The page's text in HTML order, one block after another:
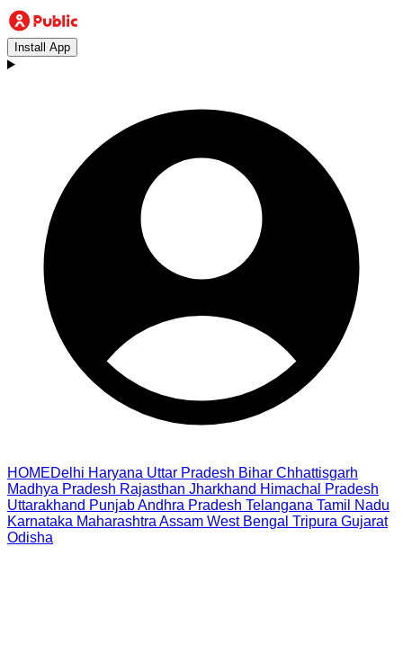
Install App
HOMEDelhi Haryana Uttar Pradesh Bihar Chhattisgarh
Madhya Pradesh Rajasthan Jharkhand Himachal Pradesh
Uttarakhand PunjabAndhra Pradesh Telangana Tamil Nadu
Karnataka Maharashtra Assam West Bengal Tripura Gujarat
Odisha